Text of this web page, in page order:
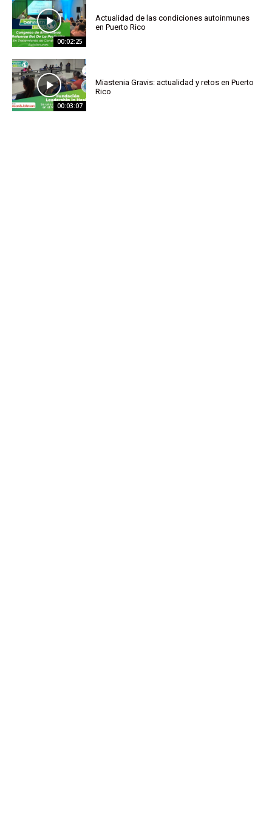
00:02:25
Actualidad de las condiciones autoinmunes
en Puerto Rico
00:03:07
Miastenia Gravis: actualidad y retos en Puerto
Rico